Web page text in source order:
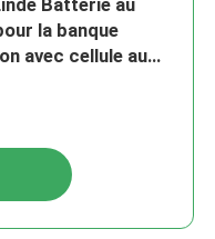
Batterie au
la banque
avec cellule au